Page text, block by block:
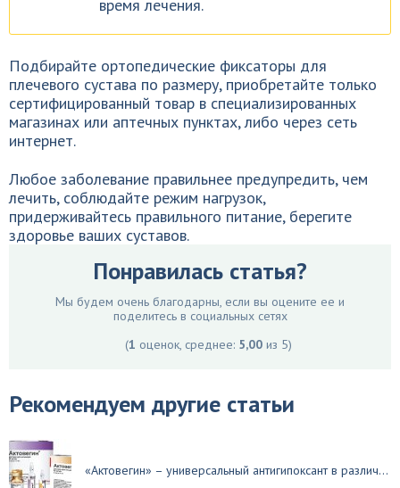
время лечения.
Подбирайте ортопедические фиксаторы для
плечевого сустава по размеру, приобретайте только
сертифицированный товар в специализированных
магазинах или аптечных пунктах, либо через сеть
интернет.
Любое заболевание правильнее предупредить, чем
лечить, соблюдайте режим нагрузок,
придерживайтесь правильного питание, берегите
здоровье ваших суставов.
Понравилась статья?
Мы будем очень благодарны, если вы оцените ее и
поделитесь в социальных сетях
(1 оценок, среднее: 5,00 из 5)
Рекомендуем другие статьи
«Актовегин» – универсальный антигипоксант в различ...